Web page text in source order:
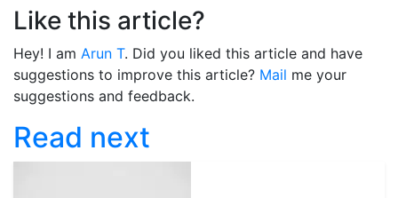
Like this article?
Hey! I am Arun T. Did you liked this article and have
suggestions to improve this article? Mail me your
suggestions and feedback.
Read next